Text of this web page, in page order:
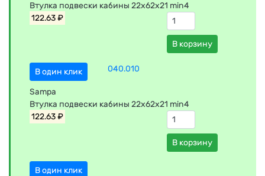
Втулка подвески кабины 22x62x21 min4
122.63 ₽
В корзину
В один клик 040.010
Sampa
Втулка подвески кабины 22x62x21 min4
122.63 ₽
В корзину
В один клик